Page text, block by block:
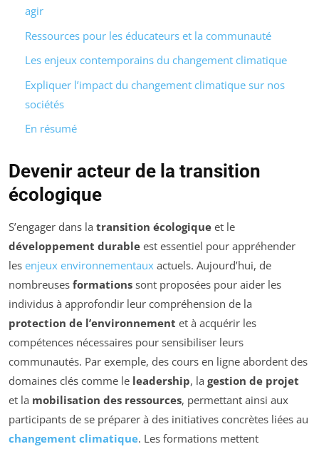
agir
Ressources pour les éducateurs et la communauté
Les enjeux contemporains du changement climatique
Expliquer l’impact du changement climatique sur nos
sociétés
En résumé
Devenir acteur de la transition
écologique
S’engager dans la transition écologique et le
développement durable est essentiel pour appréhender
les enjeux environnementaux actuels. Aujourd’hui, de
nombreuses formations sont proposées pour aider les
individus à approfondir leur compréhension de la
protection de l’environnement et à acquérir les
compétences nécessaires pour sensibiliser leurs
communautés. Par exemple, des cours en ligne abordent des
domaines clés comme le leadership, la gestion de projet
et la mobilisation des ressources, permettant ainsi aux
participants de se préparer à des initiatives concrètes liées au
changement climatique. Les formations mettent